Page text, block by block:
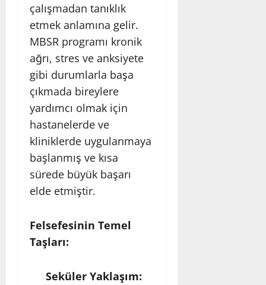
çalışmadan tanıklık
etmek anlamına gelir.
MBSR programı kronik
ağrı, stres ve anksiyete
gibi durumlarla başa
çıkmada bireylere
yardımcı olmak için
hastanelerde ve
kliniklerde uygulanmaya
başlanmış ve kısa
sürede büyük başarı
elde etmiştir.
Felsefesinin Temel
Taşları:
Seküler Yaklaşım: